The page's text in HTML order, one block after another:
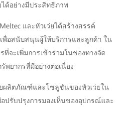
ด้อย่างมีประสิทธิภาพ
Meltec และหัวเว่ยได้สร้างสรรค์
พื่อสนับสนุนผู้ให้บริการและลูกค้า ใน
จะเพิ่มการเข้าร่วมในช่องทางจัด
พยากรที่มีอย่างต่อเนื่อง
ผลิตภัณฑ์และโซลูชันของหัวเว่ยใน
ปรับปรุงการมองเห็นของอุปกรณ์และ